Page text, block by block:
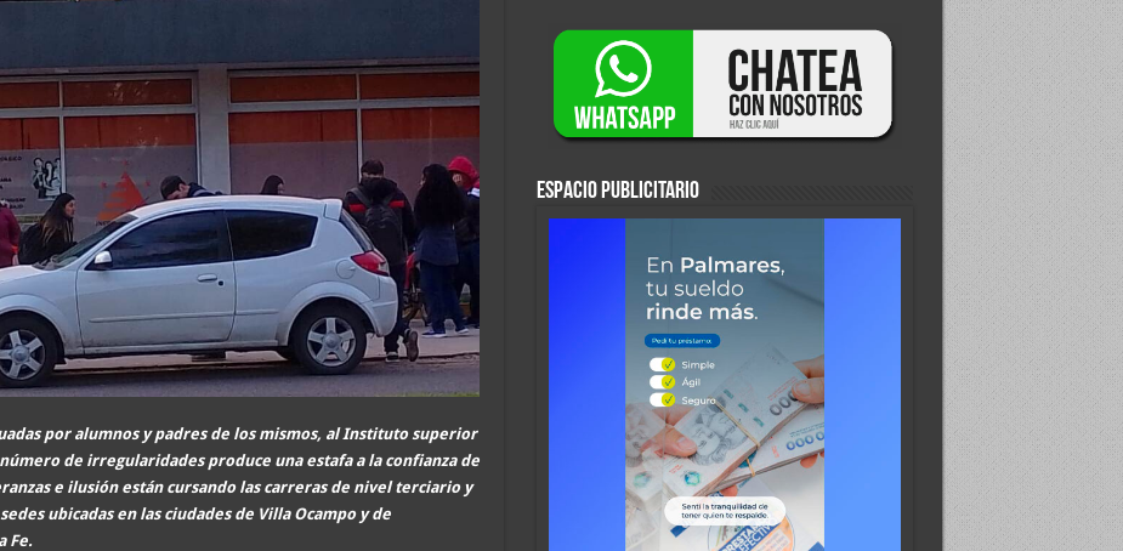
por alumnos y padres de los mismos, al Instituto superior
de irregularidades produce una estafa a la confianza de
e ilusión están cursando las carreras de nivel terciario y
ubicadas en las ciudades de Villa Ocampo y de
Fe.
ESPACIO PUBLICITARIO